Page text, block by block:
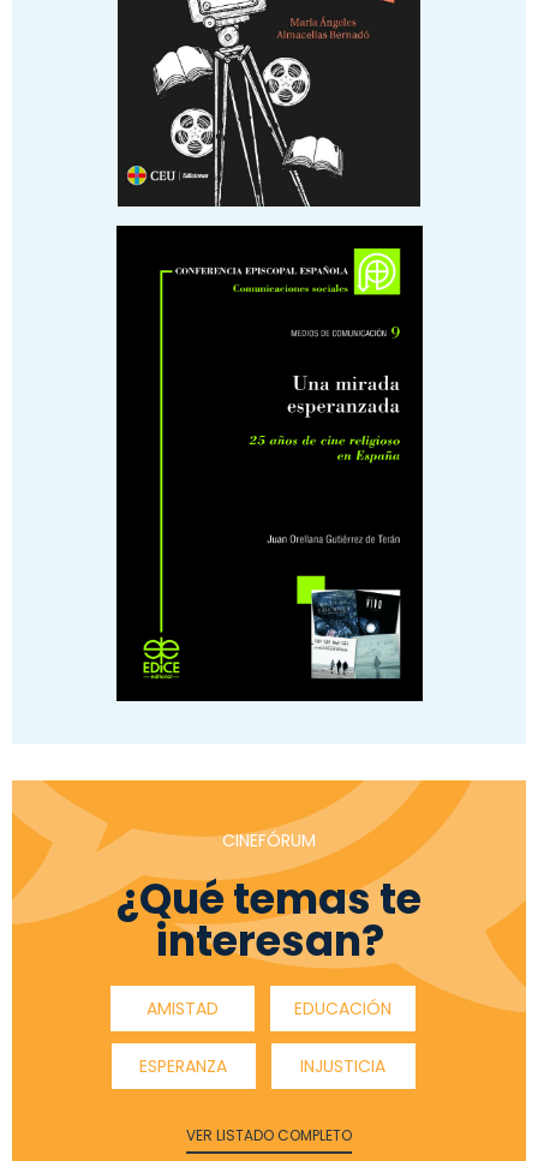
CINEFÓRUM
¿Qué temas te
interesan?
AMISTAD EDUCACIÓN
ESPERANZA INJUSTICIA
VER LISTADO COMPLETO